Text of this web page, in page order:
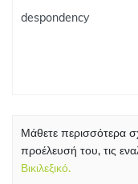
despondency
Μάθετε περισσότερα
προέλευσή του, τις
Βικιλεξικό.